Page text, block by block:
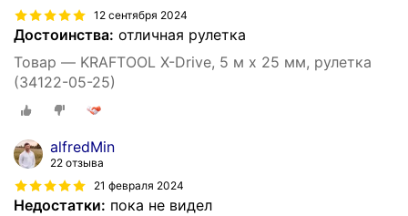
12 сентября 2024
Достоинства: отличная рулетка
Товар — KRAFTOOL X-Drive, 5 м х 25 мм, рулетка
(34122-05-25)
alfredMin
22 отзыва
21 февраля 2024
Недостатки: пока не видел